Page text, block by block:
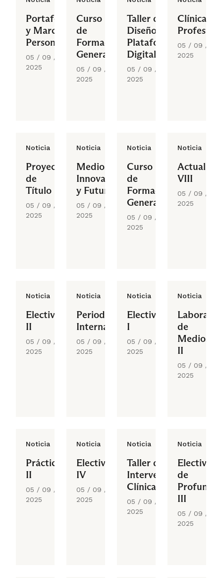
Portafolio
y Marca
Personal
05 / 09 /
2025
Curso
de
Formación
General
05 / 09 /
2025
Taller de
Diseño y
Plataformas
Digitales
II
05 / 09 /
2025
Clínica
05 / 09 /
2025
Noticia
Proyecto
de
Título
05 / 09 /
2025
Noticia
Medios,
Innovación
y Futuro
05 / 09 /
2025
Noticia
Curso
de
Formación
General
05 / 09 /
2025
Noticia
VIII
05 / 09 /
2025
Noticia
Electivo
II
05 / 09 /
2025
Noticia
Periodismo
Internacional
05 / 09 /
2025
Noticia
Electivo
I
05 / 09 /
2025
Noticia
de
Medios
II
05 / 09 /
2025
Noticia
Práctica
II
05 / 09 /
2025
Noticia
Electivo
IV
05 / 09 /
2025
Noticia
Taller de
Intervención
Clínica I
05 / 09 /
2025
Noticia
Electivo
de
III
05 / 09 /
2025